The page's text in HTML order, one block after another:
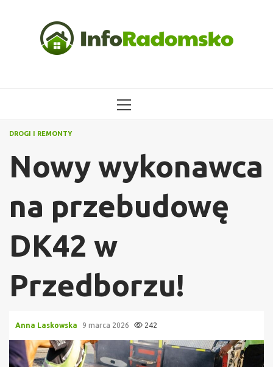
MENU
DROGI I REMONTY
Nowy wykonawca
na przebudowę
DK42 w
Przedborzu!
Anna Laskowska 9 marca 2026 242